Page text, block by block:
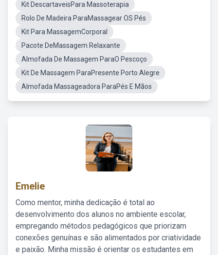
Kit DescartaveisPara Massoterapia
Rolo De Madeira ParaMassagear OS Pés
Kit Para MassagemCorporal
Pacote DeMassagem Relaxante
Almofada De Massagem ParaO Pescoço
Kit De Massagem ParaPresente Porto Alegre
Almofada Massageadora ParaPés E Mãos
Emelie
Como mentor, minha dedicação é total ao
desenvolvimento dos alunos no ambiente escolar,
empregando métodos pedagógicos que priorizam
conexões genuínas e são alimentados por criatividade
e paixão. Minha missão é orientar os estudantes em